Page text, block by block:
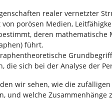
realer vernetzter
von porösen Medien,
deren
führt.
die sich bei der Analyse der
wir sehen, wie die
und welche Zusammenhänge